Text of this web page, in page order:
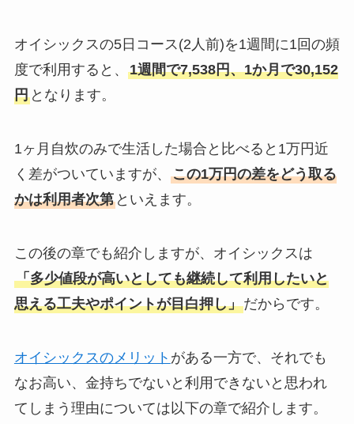
オイシックスの5日コース(2人前)を1週間に1回の頻
度で利用すると、 1週間で7,538円、1か月で30,152
円となります。
1ヶ月自炊のみで生活した場合と比べると1万円近
く差がついていますが、 この1万円の差をどう取る
かは利用者次第といえます。
この後の章でも紹介しますが、オイシックスは
「多少値段が高いとしても継続して利用したいと
思える工夫やポイントが目白押し」だからです。
オイシックスのメリット がある一方で、それでも
なお高い、金持ちでないと利用できないと思われ
てしまう理由については以下の章で紹介します。